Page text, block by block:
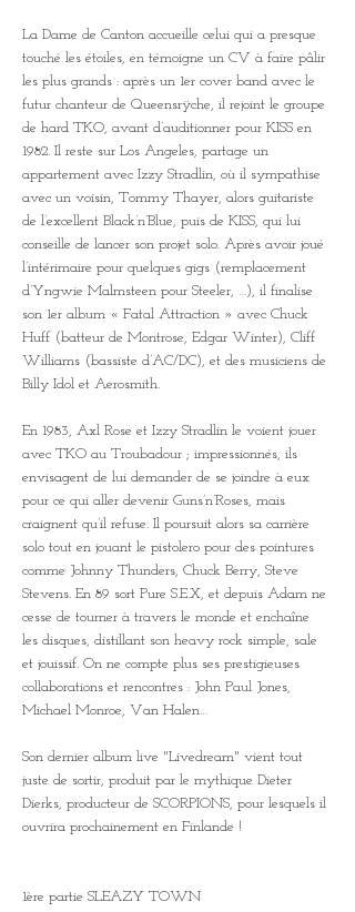
La Dame de Canton accueille celui qui a presque
touché les étoiles, en témoigne un CV à faire pâlir
les plus grands : après un 1er cover band avec le
futur chanteur de Queensrÿche, il rejoint le groupe
de hard TKO, avant d’auditionner pour KISS en
1982. Il reste sur Los Angeles, partage un
appartement avec Izzy Stradlin, où il sympathise
avec un voisin, Tommy Thayer, alors guitariste
de l’excellent Black’n’Blue, puis de KISS, qui lui
conseille de lancer son projet solo. Après avoir joué
l’intérimaire pour quelques gigs (remplacement
d’Yngwie Malmsteen pour Steeler, …), il finalise
son 1er album « Fatal Attraction » avec Chuck
Huff (batteur de Montrose, Edgar Winter), Cliff
Williams (bassiste d’AC/DC), et des musiciens de
Billy Idol et Aerosmith.
En 1983, Axl Rose et Izzy Stradlin le voient jouer
avec TKO au Troubadour ; impressionnés, ils
envisagent de lui demander de se joindre à eux
pour ce qui aller devenir Guns’n’Roses, mais
craignent qu’il refuse. Il poursuit alors sa carrière
solo tout en jouant le pistolero pour des pointures
comme Johnny Thunders, Chuck Berry, Steve
Stevens. En 89 sort Pure S.E.X, et depuis Adam ne
cesse de tourner à travers le monde et enchaîne
les disques, distillant son heavy rock simple, sale
et jouissif. On ne compte plus ses prestigieuses
collaborations et rencontres : John Paul Jones,
Michael Monroe, Van Halen…
Son dernier album live "Livedream" vient tout
juste de sortir, produit par le mythique Dieter
Dierks, producteur de SCORPIONS, pour lesquels il
ouvrira prochainement en Finlande !
1ère partie SLEAZY TOWN